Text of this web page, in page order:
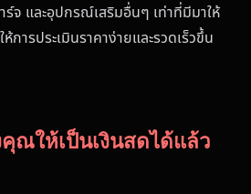
ร์จ และอุปกรณ์เสริมอื่นๆ เท่าที่มีมาให้
การประเมินราคาง่ายและรวดเร็วขึ้น
ณให้เป็นเงินสดได้แล้ว